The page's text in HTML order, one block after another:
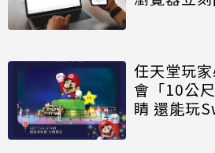
任天堂玩
會「10公
睛 還能玩